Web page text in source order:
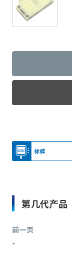
第几代产品
前一页
-